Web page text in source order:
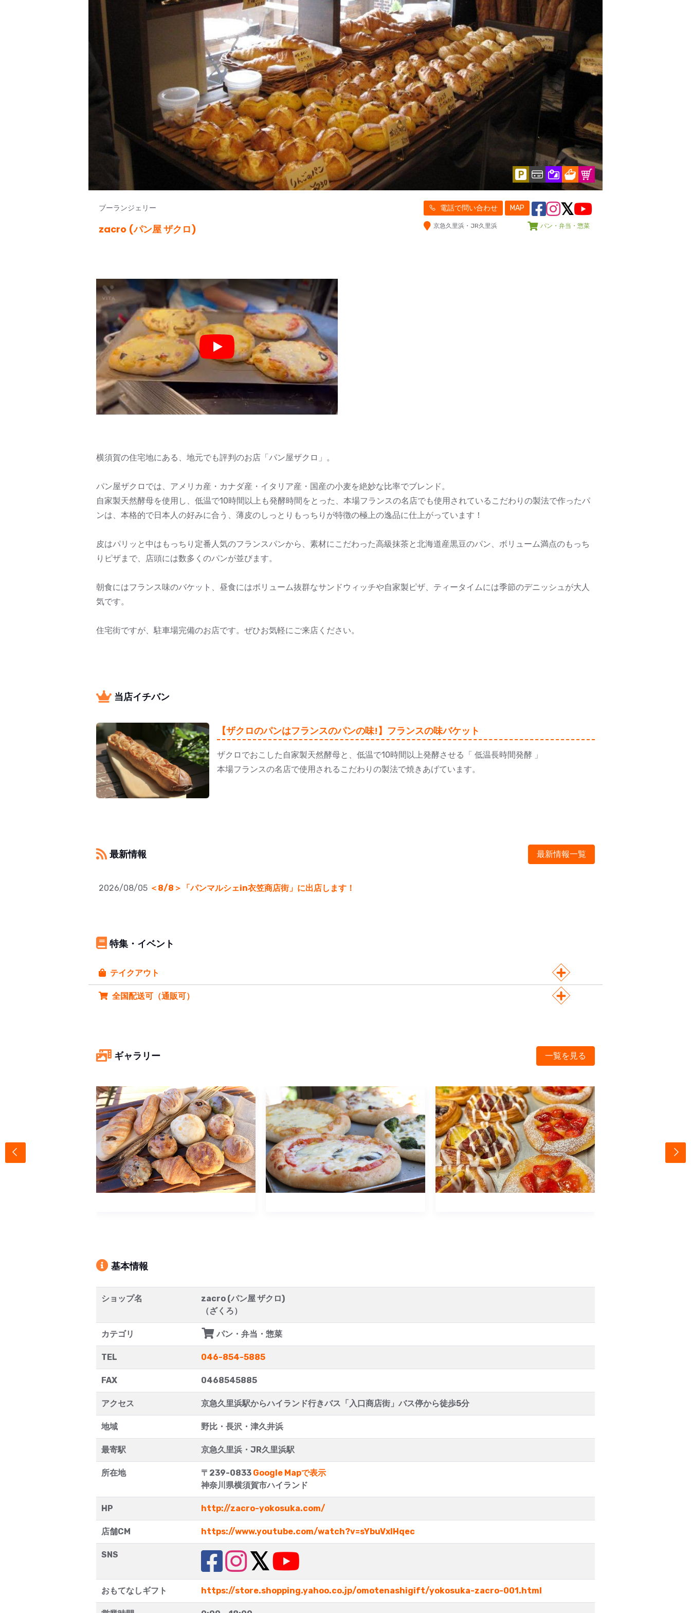
ブーランジェリー
zacro (パン屋 ザクロ)
電話で問い合わせ MAP
京急久里浜・JR久里浜 パン・弁当・惣菜
Play
横須賀の住宅地にある、地元でも評判のお店「パン屋ザクロ」。
パン屋ザクロでは、アメリカ産・カナダ産・イタリア産・国産の小麦を絶妙な比率でブレンド。
自家製天然酵母を使用し、低温で10時間以上も発酵時間をとった、本場フランスの名店でも使用されているこだわりの製法で作ったパ
ンは、本格的で日本人の好みに合う、薄皮のしっとりもっちりが特徴の極上の逸品に仕上がっています！
皮はパリッと中はもっちり定番人気のフランスパンから、素材にこだわった高級抹茶と北海道産黒豆のパン、ボリューム満点のもっち
りピザまで、店頭には数多くのパンが並びます。
朝食にはフランス味のバケット、昼食にはボリューム抜群なサンドウィッチや自家製ピザ、ティータイムには季節のデニッシュが大人
気です。
住宅街ですが、駐車場完備のお店です。ぜひお気軽にご来店ください。
当店イチバン
【ザクロのパンはフランスのパンの味!】フランスの味バケット
ザクロでおこした自家製天然酵母と、低温で10時間以上発酵させる「 低温長時間発酵 」
本場フランスの名店で使用されるこだわりの製法で焼きあげています。
最新情報 最新情報一覧
2026/08/05 ＜8/8＞「パンマルシェin衣笠商店街」に出店します！
特集・イベント
テイクアウト
全国配送可（通販可）
ギャラリー 一覧を見る
基本情報
ショップ名
zacro (パン屋 ザクロ)
（ざくろ）
カテゴリ パン・弁当・惣菜
TEL 046-854-5885
FAX 0468545885
アクセス 京急久里浜駅からハイランド行きバス「入口商店街」バス停から徒歩5分
地域 野比・長沢・津久井浜
最寄駅 京急久里浜・JR久里浜駅
所在地 〒239-0833 Google Mapで表示
神奈川県横須賀市ハイランド
HP http://zacro-yokosuka.com/
店舗CM https://www.youtube.com/watch?v=sYbuVxIHqec
SNS
おもてなしギフト https://store.shopping.yahoo.co.jp/omotenashigift/yokosuka-zacro-001.html